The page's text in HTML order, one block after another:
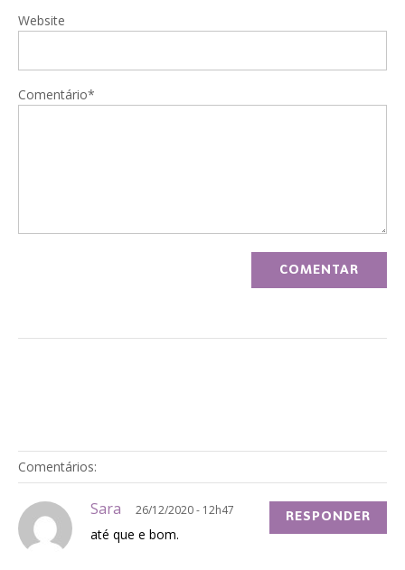
Website
Comentário*
Comentários:
Sara 26/12/2020 - 12h47
até que e bom.
RESPONDER